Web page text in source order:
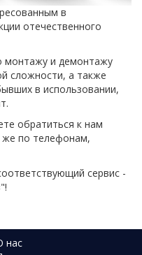
в
отечественного
монтажу и демонтажу
сложности, а также
в использовании,
обратиться к нам
же по телефонам,
сервис -
нас